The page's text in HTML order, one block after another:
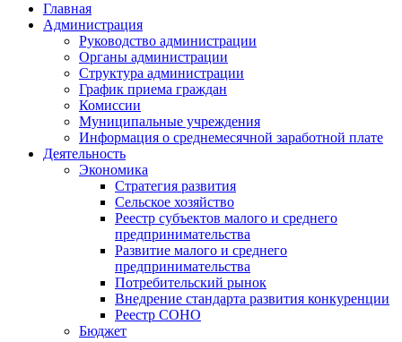
Главная
Администрация
Руководство администрации
Органы администрации
Структура администрации
График приема граждан
Комиссии
Муниципальные учреждения
Информация о среднемесячной заработной плате
Деятельность
Экономика
Стратегия развития
Сельское хозяйство
Реестр субъектов малого и среднего
предпринимательства
Развитие малого и среднего
предпринимательства
Потребительский рынок
Внедрение стандарта развития конкуренции
Реестр СОНО
Бюджет